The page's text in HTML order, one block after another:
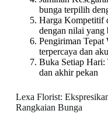
bunga terpilih
Harga Kompetitif
dengan nilai yang
Pengiriman Tepat
terpercaya dan
Buka Setiap Hari:
dan akhir pekan
Lexa Florist:
Rangkaian Bunga